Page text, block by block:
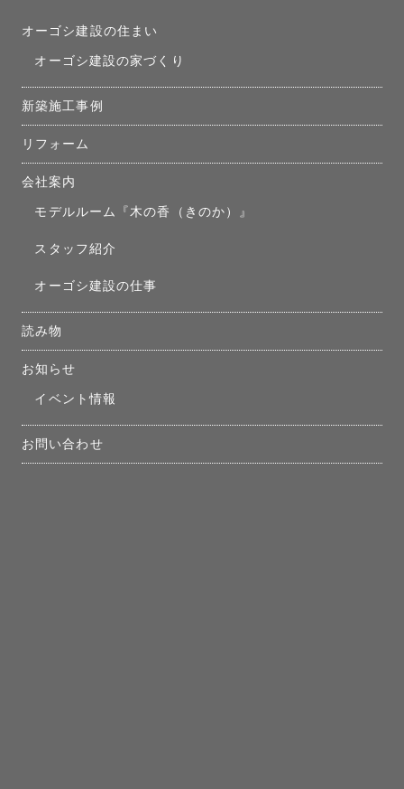
オーゴシ建設の住まい
オーゴシ建設の家づくり
新築施工事例
リフォーム
会社案内
モデルルーム『木の香（きのか）』
スタッフ紹介
オーゴシ建設の仕事
読み物
お知らせ
イベント情報
お問い合わせ